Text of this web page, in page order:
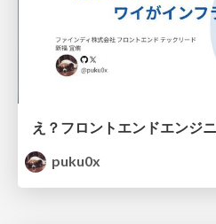
puku0x